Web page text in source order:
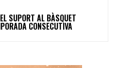
SUPORT AL BÀSQUET
CONSECUTIVA